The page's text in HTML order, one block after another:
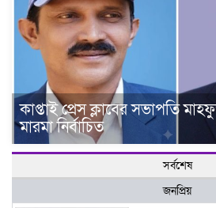
কাপ্তাই প্রেস ক্লাবের সভাপতি
মারমা নির্বাচিত
সর্বশেষ
জনপ্রিয়